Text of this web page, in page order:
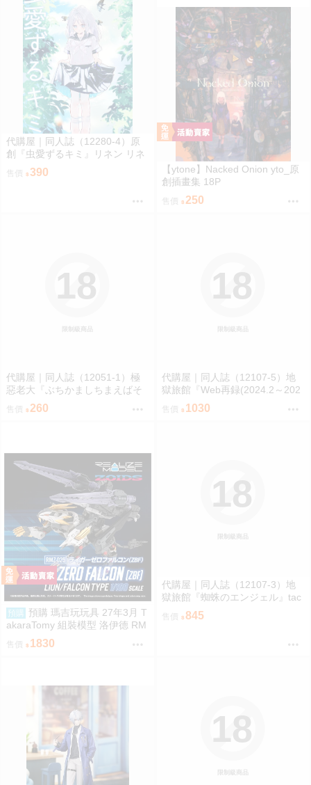
代購屋｜同人誌（12280-4）原
創『虫愛ずるキミ』リネン リネ
ンドレッシング
售價 390
【ytone】Nacked Onion yto_原
創插畫集 18P
售價 250
限制級商品
18
代購屋｜同人誌（12051-1）極
惡老大『ぶちかましちまえばそ
こがトイレになるんだぜ』ケィ
ル 腹パンピアス部
260
限制級商品
18
代購屋｜同人誌（12107-5）地
獄旅館『Web再録(2024.2～202
6.3)』taco オーガニック毒リン
1030
預購
預購 瑪吉玩玩具 27年3月 T
akaraTomy 組裝模型 洛伊德 RM
Z-025 長牙獅零式・獵鷹型（ZB
F） 0828
售價 1830
限制級商品
18
代購屋｜同人誌（12107-3）地
獄旅館『蜘蛛のエンジェル』tac
o オーガニック毒リンゴ
售價 845
限制級商品
18